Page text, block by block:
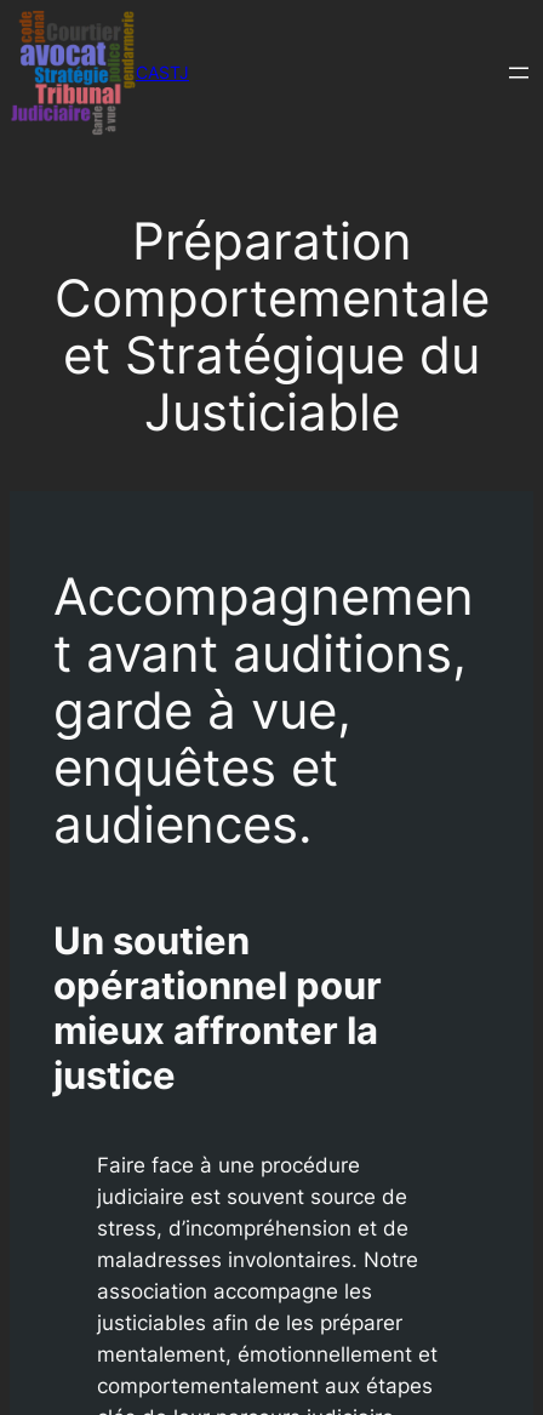
Aller
au
contenu
CASTJ
Préparation
Comportementale
et Stratégique du
Justiciable
Accompagnemen
t avant auditions,
garde à vue,
enquêtes et
audiences.
Un soutien
opérationnel pour
mieux affronter la
justice
Faire face à une procédure
judiciaire est souvent source de
stress, d’incompréhension et de
maladresses involontaires. Notre
association accompagne les
justiciables afin de les préparer
mentalement, émotionnellement et
comportementalement aux étapes